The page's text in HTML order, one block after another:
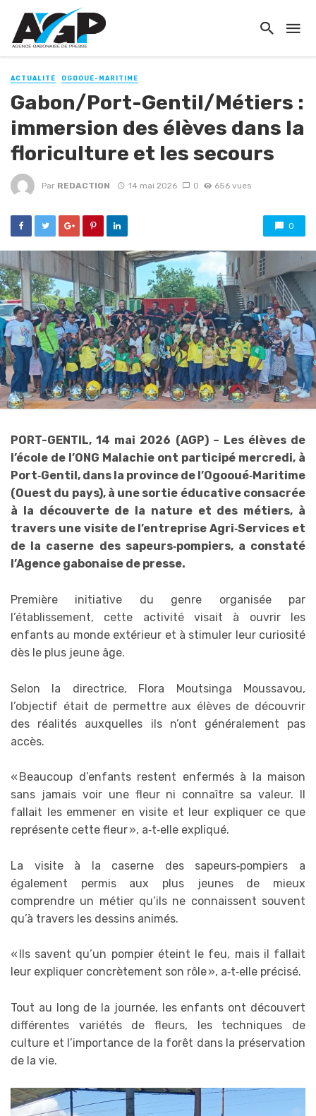
ACTUALITÉ OGOOUÉ-MARITIME
Gabon/Port-Gentil/Métiers :
immersion des élèves dans la
floriculture et les secours
Par REDACTION 14 mai 2026 0 656 vues
0
PORT-GENTIL, 14 mai 2026 (AGP) – Les élèves de
l’école de l’ONG Malachie ont participé mercredi, à
Port‑Gentil, dans la province de l’Ogooué‑Maritime
(Ouest du pays), à une sortie éducative consacrée
à la découverte de la nature et des métiers, à
travers une visite de l’entreprise Agri‑Services et
de la caserne des sapeurs‑pompiers, a constaté
l’Agence gabonaise de presse.
Première initiative du genre organisée par
l’établissement, cette activité visait à ouvrir les
enfants au monde extérieur et à stimuler leur curiosité
dès le plus jeune âge.
Selon la directrice, Flora Moutsinga Moussavou,
l’objectif était de permettre aux élèves de découvrir
des réalités auxquelles ils n’ont généralement pas
accès.
« Beaucoup d’enfants restent enfermés à la maison
sans jamais voir une fleur ni connaître sa valeur. Il
fallait les emmener en visite et leur expliquer ce que
représente cette fleur », a‑t‑elle expliqué.
La visite à la caserne des sapeurs‑pompiers a
également permis aux plus jeunes de mieux
comprendre un métier qu’ils ne connaissent souvent
qu’à travers les dessins animés.
« Ils savent qu’un pompier éteint le feu, mais il fallait
leur expliquer concrètement son rôle », a‑t‑elle précisé.
Tout au long de la journée, les enfants ont découvert
différentes variétés de fleurs, les techniques de
culture et l’importance de la forêt dans la préservation
de la vie.